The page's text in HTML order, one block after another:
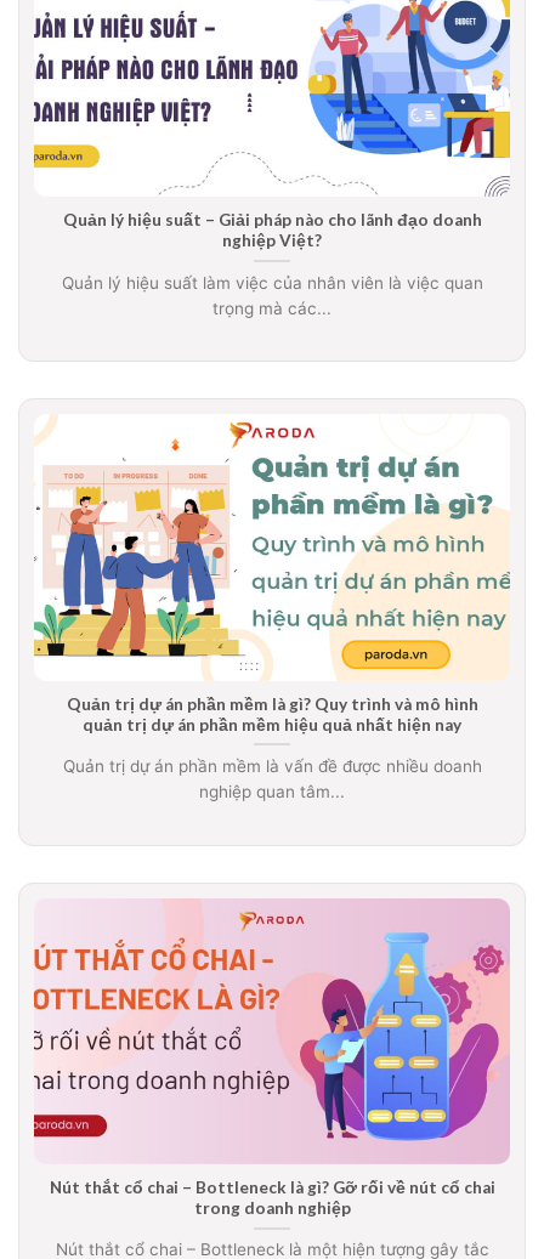
Quản lý hiệu suất – Giải pháp nào cho lãnh đạo doanh
nghiệp Việt?
Quản lý hiệu suất làm việc của nhân viên là việc quan
trọng mà các...
Quản trị dự án phần mềm là gì? Quy trình và mô hình
quản trị dự án phần mềm hiệu quả nhất hiện nay
Quản trị dự án phần mềm là vấn đề được nhiều doanh
nghiệp quan tâm...
Nút thắt cổ chai – Bottleneck là gì? Gỡ rối về nút cổ chai
trong doanh nghiệp
Nút thắt cổ chai – Bottleneck là một hiện tượng gây tắc